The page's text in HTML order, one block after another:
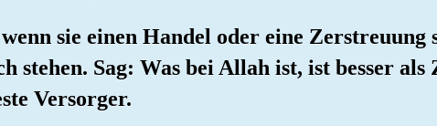
sie einen Handel oder eine
stehen. Sag: Was bei Allah ist, ist besser
Versorger.